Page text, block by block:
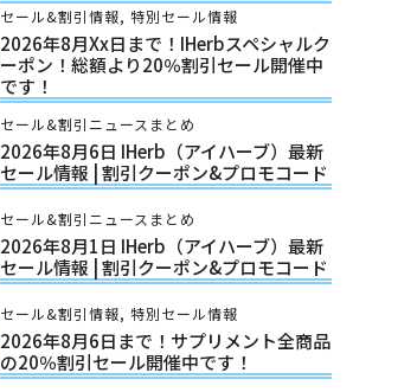
セール&割引情報, 特別セール情報
2026年8月xx日まで！iHerbスペシャルク
ーポン！総額より20％割引セール開催中
です！
セール&割引ニュースまとめ
2026年8月6日 IHerb（アイハーブ）最新
セール情報 | 割引クーポン&プロモコード
セール&割引ニュースまとめ
2026年8月1日 IHerb（アイハーブ）最新
セール情報 | 割引クーポン&プロモコード
セール&割引情報, 特別セール情報
2026年8月6日まで！サプリメント全商品
の20％割引セール開催中です！